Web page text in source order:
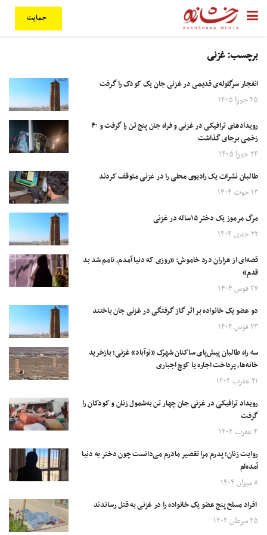
حمایت
برچسب:غزنی
انفجار سرگلوله‌ی قدیمی در غزنی جان یک کودک را گرفت
۲۵ جوزا ۱۴۰۵
رویدادهای ترافیکی در غزنی و فراه جان پنج تن را گرفت و ۴۰
زخمی برجای گذاشت
۲۴ جوزا ۱۴۰۵
طالبان نشرات یک رادیوی محلی را در غزنی متوقف کردند
۱۳ حوت ۱۴۰۴
مرگ مرموز یک دختر ۱۵ساله در غزنی
۲۲ جدی ۱۴۰۴
قصه‌ای از هزاران درد خاموش: «روزی که دنیا آمدم، نامم شد بد
قدم»
۲۷ قوس ۱۴۰۴
دو عضو یک خانواده بر اثر گاز گرفتگی در غزنی جان باختند
۲۳ قوس ۱۴۰۴
سه راه طالبان پیش‌‌پای ساکنان شهرک «نوآباد» غزنی؛ بازخرید
خانه‌ها، پرداخت اجاره یا کوچ اجباری
۲۱ عقرب ۱۴۰۴
رویداد ترافیکی در غزنی جان چهار تن به‌شمول زنان و کودکان را
گرفت
۴ عقرب ۱۴۰۴
روایت زنان؛ پدرم مرا تقصیر مادرم می‌دانست چون دختر به دنیا
آمده‌ام
۸ میزان ۱۴۰۴
افراد مسلح پنج عضو یک خانواده را در غزنی به قتل رساندند
۲۵ سرطان ۱۴۰۴